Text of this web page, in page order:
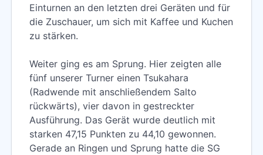
Einturnen an den letzten drei Geräten und für
die Zuschauer, um sich mit Kaffee und Kuchen
zu stärken.
Weiter ging es am Sprung. Hier zeigten alle
fünf unserer Turner einen Tsukahara
(Radwende mit anschließendem Salto
rückwärts), vier davon in gestreckter
Ausführung. Das Gerät wurde deutlich mit
starken 47,15 Punkten zu 44,10 gewonnen.
Gerade an Ringen und Sprung hatte die SG